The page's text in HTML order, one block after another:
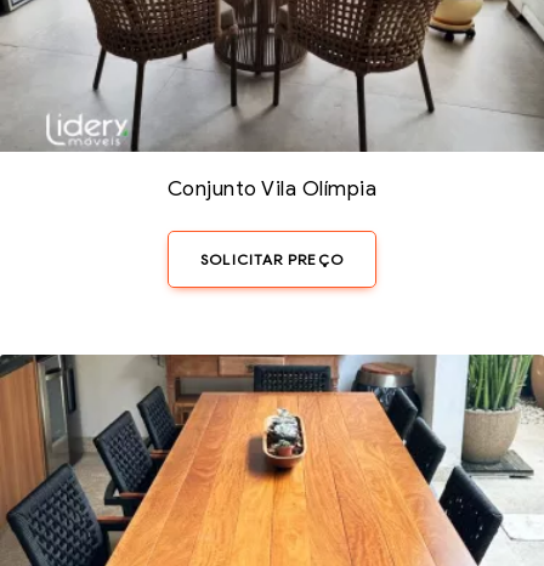
Conjunto Vila Olímpia
SOLICITAR PREÇO